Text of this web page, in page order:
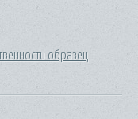
образец